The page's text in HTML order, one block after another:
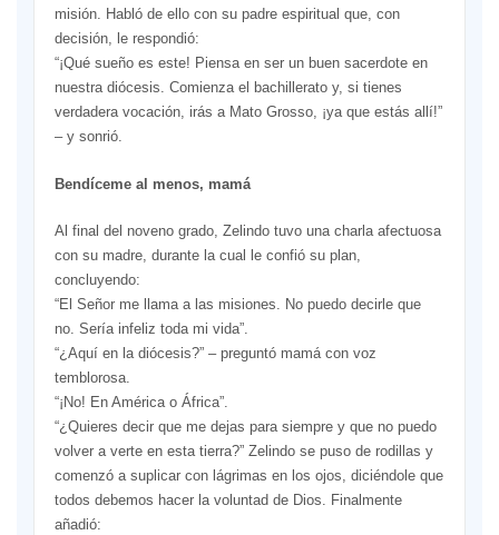
misión. Habló de ello con su padre espiritual que, con
decisión, le respondió:
“¡Qué sueño es este! Piensa en ser un buen sacerdote en
nuestra diócesis. Comienza el bachillerato y, si tienes
verdadera vocación, irás a Mato Grosso, ¡ya que estás allí!”
– y sonrió.
Bendíceme al menos, mamá
Al final del noveno grado, Zelindo tuvo una charla afectuosa
con su madre, durante la cual le confió su plan,
concluyendo:
“El Señor me llama a las misiones. No puedo decirle que
no. Sería infeliz toda mi vida”.
“¿Aquí en la diócesis?” – preguntó mamá con voz
temblorosa.
“¡No! En América o África”.
“¿Quieres decir que me dejas para siempre y que no puedo
volver a verte en esta tierra?” Zelindo se puso de rodillas y
comenzó a suplicar con lágrimas en los ojos, diciéndole que
todos debemos hacer la voluntad de Dios. Finalmente
añadió: